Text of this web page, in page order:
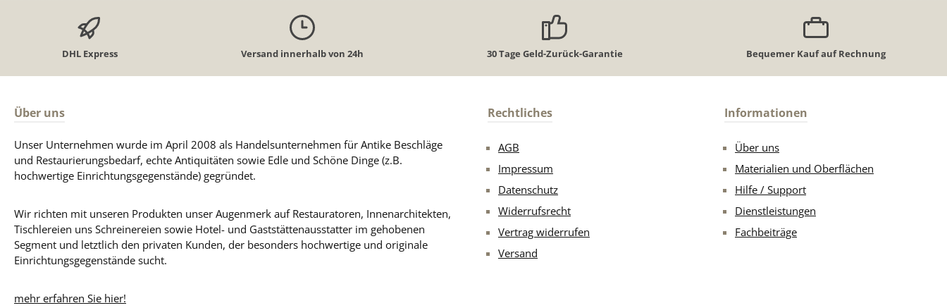
DHL Express Versand innerhalb von 24h 30 Tage Geld-Zurück-Garantie Bequemer Kauf auf Rechnung
Über uns
Unser Unternehmen wurde im April 2008 als Handelsunternehmen für Antike Beschläge
und Restaurierungsbedarf, echte Antiquitäten sowie Edle und Schöne Dinge (z.B.
hochwertige Einrichtungsgegenstände) gegründet.
Wir richten mit unseren Produkten unser Augenmerk auf Restauratoren, Innenarchitekten,
Tischlereien uns Schreinereien sowie Hotel- und Gaststättenausstatter im gehobenen
Segment und letztlich den privaten Kunden, der besonders hochwertige und originale
Einrichtungsgegenstände sucht.
mehr erfahren Sie hier!
Rechtliches
AGB
Impressum
Datenschutz
Widerrufsrecht
Vertrag widerrufen
Versand
Informationen
Über uns
Materialien und Oberflächen
Hilfe / Support
Dienstleistungen
Fachbeiträge